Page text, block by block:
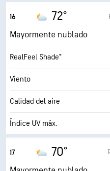
Humedad
Punto de rocío
AccuLumen Brightness Index™
Nubosidad
Visibilidad
16 72°
Mayormente nublado
RealFeel Shade™
Viento
Calidad del aire
Índice UV máx.
Humedad
17 70°